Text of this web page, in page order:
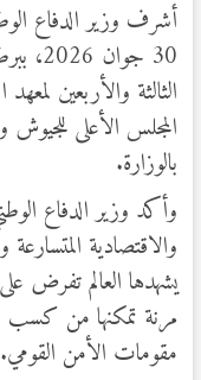
أشرف وزير الدفاع
30
الثالثة والأربعين
المجلس الأعلى للجيوش
بالوزارة.
وأكد وزير الدفاع
والاقتصادية المتسارعة
يشهدها العالم تفرض
مرنة تمكنها من كسب
مقومات الأمن القومي.